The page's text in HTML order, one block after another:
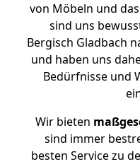
von Möbeln und
sind uns
Bergisch Gladbach
und haben uns
Bedürfnisse und
Wir bieten
sind immer
besten Service zu